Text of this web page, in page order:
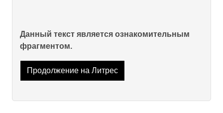
Данный текст является ознакомительным
фрагментом.
Продолжение на Литрес